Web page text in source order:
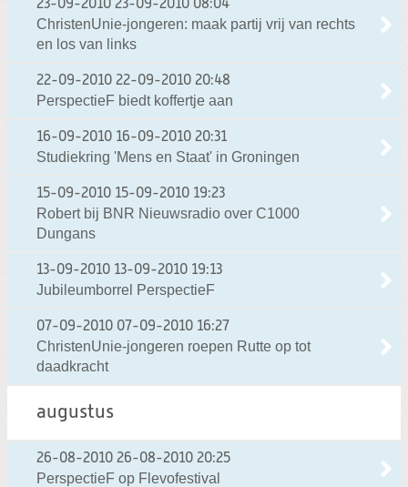
23-09-2010 23-09-2010 08:04
ChristenUnie-jongeren: maak partij vrij van rechts
en los van links
22-09-2010 22-09-2010 20:48
PerspectieF biedt koffertje aan
16-09-2010 16-09-2010 20:31
Studiekring 'Mens en Staat' in Groningen
15-09-2010 15-09-2010 19:23
Robert bij BNR Nieuwsradio over C1000
Dungans
13-09-2010 13-09-2010 19:13
Jubileumborrel PerspectieF
07-09-2010 07-09-2010 16:27
ChristenUnie-jongeren roepen Rutte op tot
daadkracht
augustus
26-08-2010 26-08-2010 20:25
PerspectieF op Flevofestival